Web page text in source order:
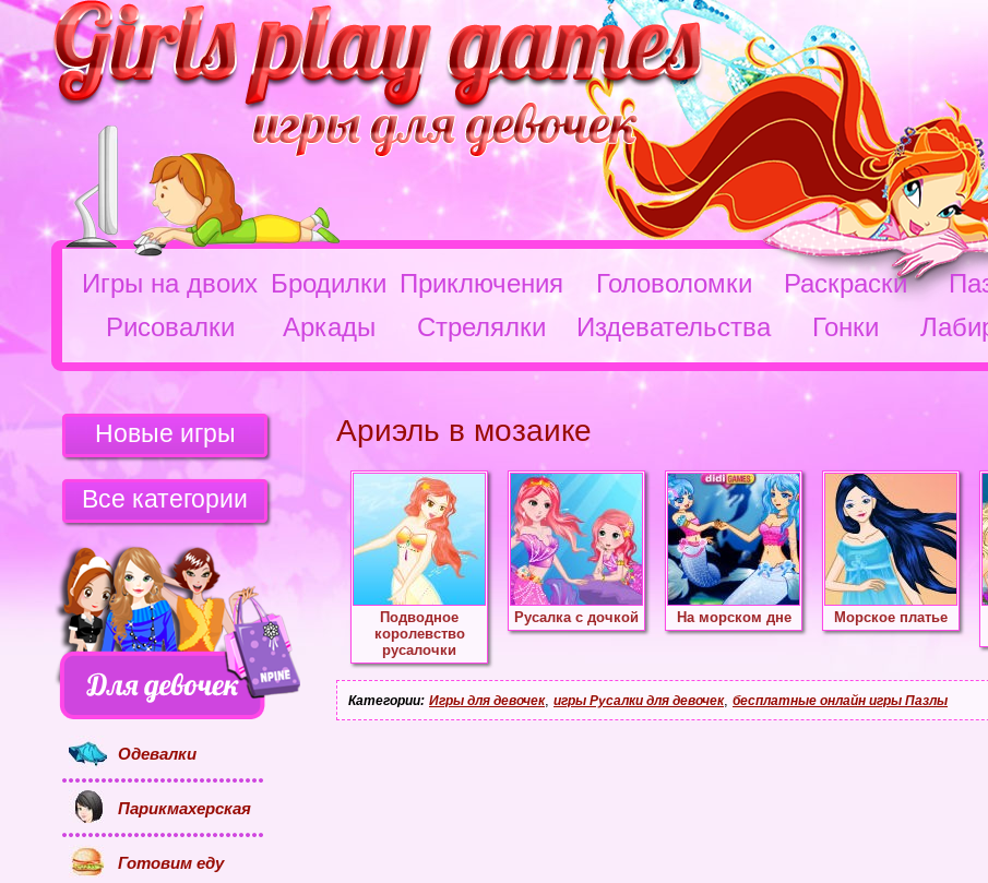
Игры на двоих Бродилки Приключения Головоломки Раскраски
Рисовалки
Аркады Стрелялки Издевательства Гонки
Ариэль в мозаике
Подводное
королевство
русалочки
Русалка с дочкой На морском дне Морское платье
Категории: Игры для девочек, игры Русалки для девочек, бесплатные онлайн игры Пазлы
Новые игры
Все категории
Одевалки
Парикмахерская
Готовим еду